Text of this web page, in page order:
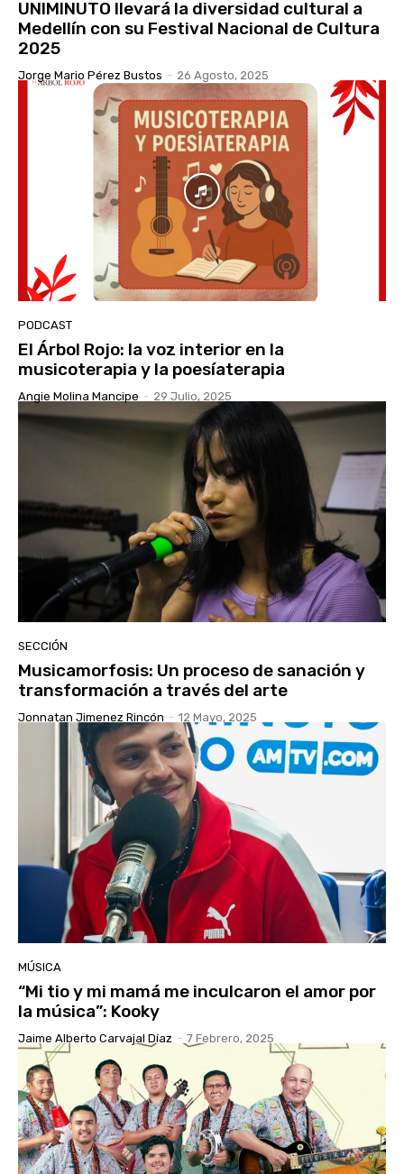
UNIMINUTO llevará la diversidad cultural a
Medellín con su Festival Nacional de Cultura
2025
Jorge Mario Pérez Bustos - 26 Agosto, 2025
PODCAST
El Árbol Rojo: la voz interior en la
musicoterapia y la poesíaterapia
Angie Molina Mancipe - 29 Julio, 2025
SECCIÓN
Musicamorfosis: Un proceso de sanación y
transformación a través del arte
Jonnatan Jimenez Rincón - 12 Mayo, 2025
MÚSICA
“Mi tio y mi mamá me inculcaron el amor por
la música”: Kooky
Jaime Alberto Carvajal Díaz - 7 Febrero, 2025